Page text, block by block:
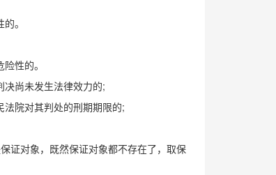
。
性的。
尚未发生法律效力的;
院对其判处的刑期期限的;
证对象，既然保证对象都不存在了，取保